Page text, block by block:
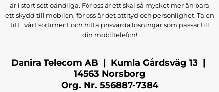
i åtanke och är lätta som en fjäder och de sitter perfekt i dina öron.
Tack vare den ergonomiska designen kommer du inte att känna
deras närvaro även efter att ha burit den under en längre tid. Nu kan
Läget "Dubbel transparens" – du behöver inte välja mellan att
lyssna på musik och samtala
Läget "dubbel transparens" är en revolution inom
är i stort sett oändliga. För oss är ett skal så mycket mer än bara
ett skydd till mobilen, för oss är det attityd och personlighet. Ta en
titt i vårt sortiment och hitta prisvärda lösningar som passar till
din mobiltelefon!
Danira Telecom AB | Kumla Gårdsväg 13 |
14563 Norsborg
Org. Nr. 556887-7384